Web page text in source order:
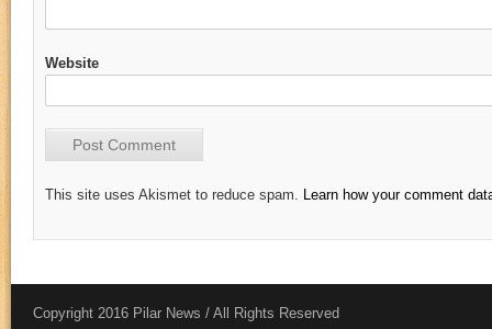
Website
This site uses Akismet to reduce spam. Learn how your comment
Copyright 2016 Pilar News / All Rights Reserved